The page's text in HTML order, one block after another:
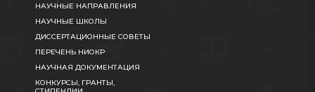
НАУЧНЫЕ НАПРАВЛЕНИЯ
НАУЧНЫЕ ШКОЛЫ
ДИССЕРТАЦИОННЫЕ СОВЕТЫ
ПЕРЕЧЕНЬ НИОКР
НАУЧНАЯ ДОКУМЕНТАЦИЯ
КОНКУРСЫ, ГРАНТЫ,